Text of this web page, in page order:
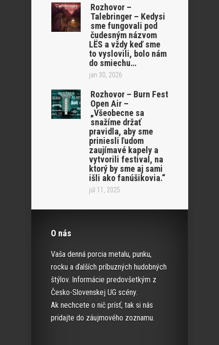
Rozhovor –
Talebringer – Kedysi
sme fungovali pod
čudesným názvom
LËS a vždy keď sme
to vyslovili, bolo nám
do smiechu…
jan 30, 2026
Rozhovor – Burn Fest
Open Air –
„Všeobecne sa
snažíme držať
pravidla, aby sme
priniesli ľudom
zaujímavé kapely a
vytvorili festival, na
ktorý by sme aj sami
išli ako fanúšikovia.“
júl 11, 2025
O nás
Vaša denná porcia metalu, punku,
rocku a ďalších príbuzných hudobných
štýlov. Informácie predovšetkým z
Česko-Slovenskej UG scény.
Ak nechcete o nič prísť, tak si nás
pridajte do záujmového zoznamu.